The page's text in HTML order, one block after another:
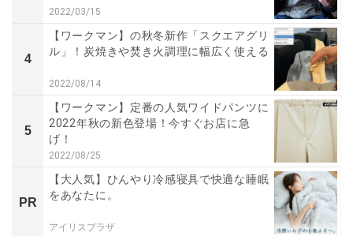
2022/03/15
4
【ワークマン】の秋冬新作「スクエアグリ
ル」！炭焼きや焚き火調理に幅広く使える
2022/08/14
5
【ワークマン】定番の人気ワイドパンツに
2022年秋の新色登場！今すぐお店に急
げ！
2022/08/25
PR
【大人気】ひんやり冷感寝具で快適な睡眠
をあなたに。
アイリスプラザ